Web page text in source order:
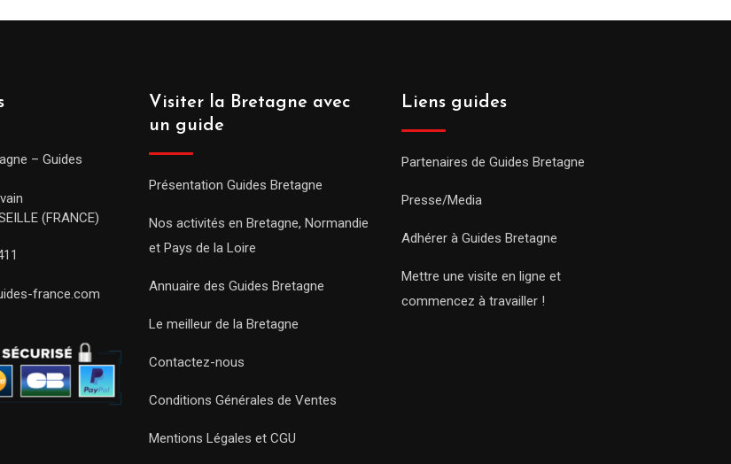
– Guides
(FRANCE)
france.com
Visiter la Bretagne avec
un guide
Présentation Guides Bretagne
Nos activités en Bretagne, Normandie
et Pays de la Loire
Annuaire des Guides Bretagne
Le meilleur de la Bretagne
Contactez-nous
Conditions Générales de Ventes
Mentions Légales et CGU
Liens guides
Partenaires de Guides Bretagne
Presse/Media
Adhérer à Guides Bretagne
Mettre une visite en ligne et
commencez à travailler !